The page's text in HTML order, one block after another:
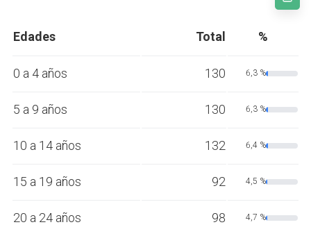
Edades Total %
0 a 4 años 130 6,3 %
5 a 9 años 130 6,3 %
10 a 14 años 132 6,4 %
15 a 19 años 92 4,5 %
20 a 24 años 98 4,7 %